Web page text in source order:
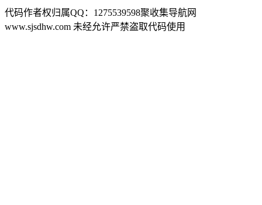
代码作者权归属QQ：1275539598聚收集导航网
www.sjsdhw.com 未经允许严禁盗取代码使用